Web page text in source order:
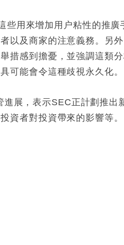
些用來增加用户粘性的推廣
以及商家的注意義務。另
措感到擔憂，並強調這類
可能會令這種歧視永久化。
展，表示SEC正計劃推出
資者對投資帶來的影響等。